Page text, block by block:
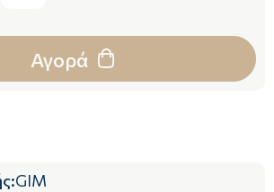
Αγορά
:GIM